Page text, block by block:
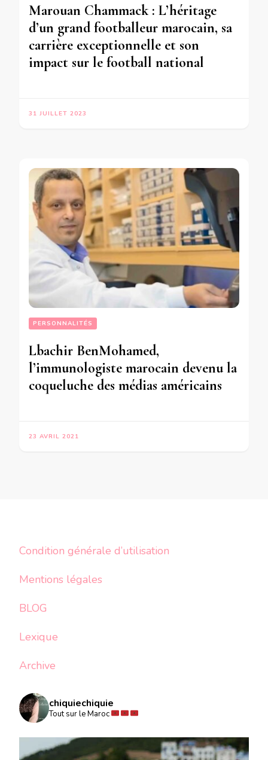
Marouan Chammack : L’héritage
d’un grand footballeur marocain, sa
carrière exceptionnelle et son
impact sur le football national
31 JUILLET 2023
PERSONNALITÉS
Lbachir BenMohamed,
l’immunologiste marocain devenu la
coqueluche des médias américains
23 AVRIL 2021
Condition générale d’utilisation
Mentions légales
BLOG
Lexique
Archive
chiquiechiquie
Tout sur le Maroc